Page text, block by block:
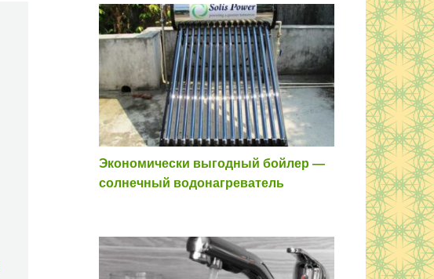
Экономически выгодный бойлер —
солнечный водонагреватель